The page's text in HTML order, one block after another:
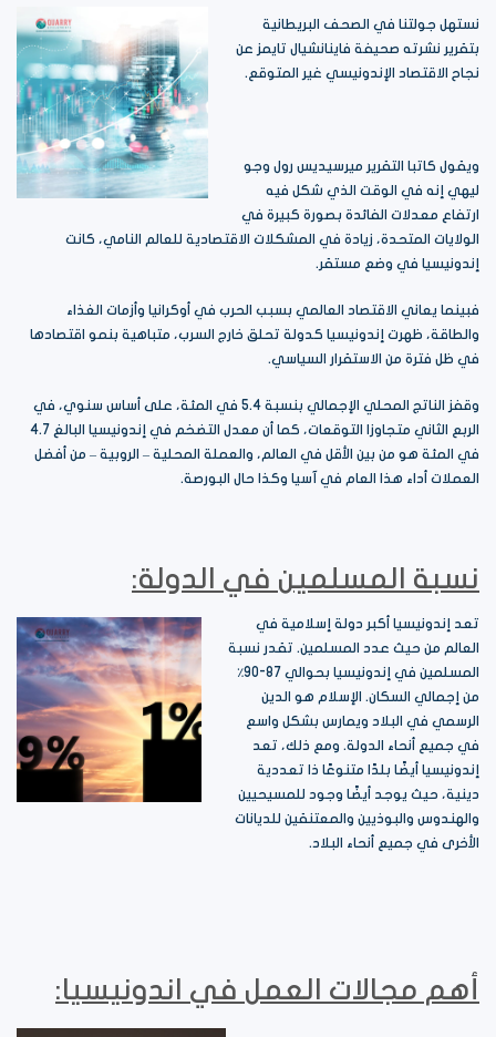
نستهل جولتنا في الصحف البريطانية
بتقرير نشرته صحيفة فاينانشيال تايمز عن
نجاح الاقتصاد الإندونيسي غير المتوقع.
ويقول كاتبا التقرير ميرسيديس رول وجو
ليهي إنه في الوقت الذي شكل فيه
ارتفاع معدلات الفائدة بصورة كبيرة في
الولايات المتحدة، زيادة في المشكلات الاقتصادية للعالم النامي، كانت
إندونيسيا في وضع مستقر.
فبينما يعاني الاقتصاد العالمي بسبب الحرب في أوكرانيا وأزمات الغذاء
والطاقة، ظهرت إندونيسيا كدولة تحلق خارج السرب، متباهية بنمو اقتصادها
في ظل فترة من الاستقرار السياسي.
وقفز الناتج المحلي الإجمالي بنسبة 5.4 في المئة، على أساس سنوي، في
الربع الثاني متجاوزا التوقعات، كما أن معدل التضخم في إندونيسيا البالغ 4.7
في المئة هو من بين الأقل في العالم، والعملة المحلية – الروبية – من أفضل
العملات أداء هذا العام في آسيا وكذا حال البورصة.
نسبة المسلمين في الدولة:
تعد إندونيسيا أكبر دولة إسلامية في
العالم من حيث عدد المسلمين. تقدر نسبة
المسلمين في إندونيسيا بحوالي 87-90٪
من إجمالي السكان. الإسلام هو الدين
الرسمي في البلاد ويمارس بشكل واسع
في جميع أنحاء الدولة. ومع ذلك، تعد
إندونيسيا أيضًا بلدًا متنوعًا ذا تعددية
دينية، حيث يوجد أيضًا وجود للمسيحيين
والهندوس والبوذيين والمعتنقين للديانات
الأخرى في جميع أنحاء البلاد.
أهم مجالات العمل في اندونيسيا: